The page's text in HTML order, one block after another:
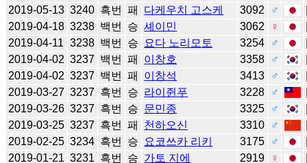
2019-05-13 3240 흑번 패 다케우치 고스케 3092 ♂
2019-04-18 3238 백번 승 셰이민 3062 ♀
2019-04-11 3238 백번 승 요다 노리모토 3254 ♂
2019-04-02 3237 백번 패 이창호 3358 ♂
2019-04-02 3237 백번 패 이창석 3413 ♂
2019-03-27 3237 흑번 승 라이쥔푸 3228 ♂
2019-03-26 3237 흑번 승 문민종 3325 ♂
2019-03-25 3237 흑번 패 천하오신 3310 ♂
2019-02-25 3234 흑번 승 요코쓰카 리키 3175 ♂
2019-01-21 3231 흑번 승 가토 지에 2919 ♀